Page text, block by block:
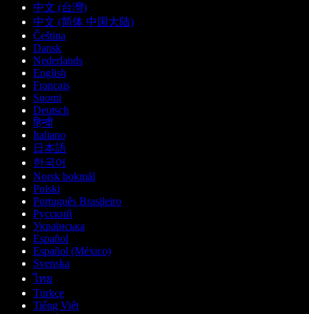
中文 (台灣)
中文 (简体 中国大陆)
Čeština
Dansk
Nederlands
English
Français
Suomi
Deutsch
हिन्दी
Italiano
日本語
한국어
Norsk bokmål
Polski
Português Brasileiro
Русский
Українська
Español
Español (México)
Svenska
ไทย
Türkçe
Tiếng Việt